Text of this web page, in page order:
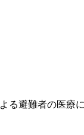
る避難者の医療